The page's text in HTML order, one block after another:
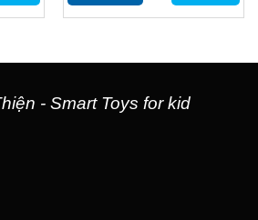
- Smart Toys for kid